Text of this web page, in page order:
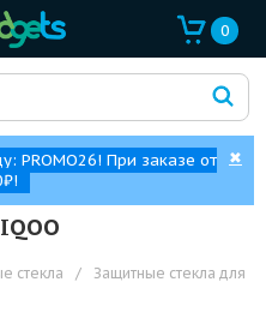
0
PROMO26! При заказе от
✖
стекла /
Защитные стекла для